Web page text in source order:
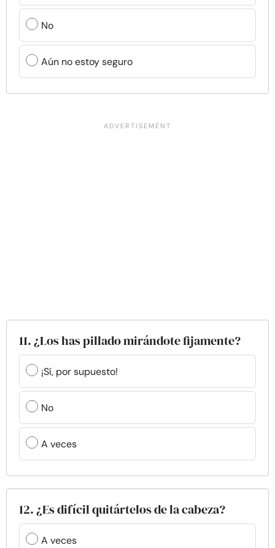
No
Aún no estoy seguro
11. ¿Los has pillado mirándote fijamente?
¡Sí, por supuesto!
No
A veces
12. ¿Es difícil quitártelos de la cabeza?
A veces